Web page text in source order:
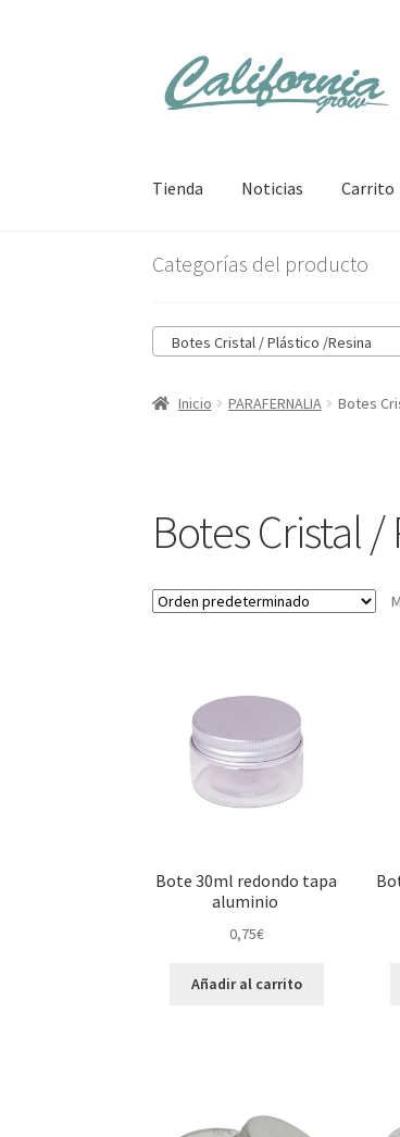
contenido
Tienda Noticias Carrito
Categorías del producto
Botes Cristal / Plástico /Resina
Inicio PARAFERNALIA Botes
Botes Cristal
Bote 30ml redondo tapa
aluminio
0,75€
Añadir al carrito